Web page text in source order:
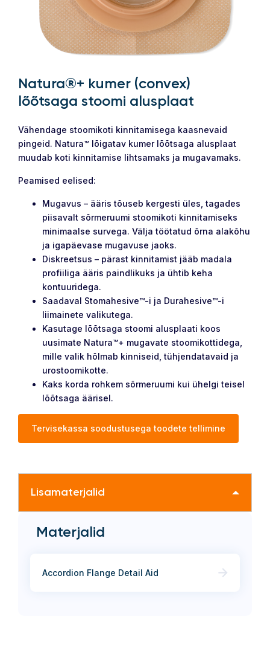
Natura®+ kumer (convex)
lõõtsaga stoomi alusplaat
Vähendage stoomikoti kinnitamisega kaasnevaid
pingeid. Natura™ lõigatav kumer lõõtsaga alusplaat
muudab koti kinnitamise lihtsamaks ja mugavamaks.
Peamised eelised:
Mugavus – ääris tõuseb kergesti üles, tagades
piisavalt sõrmeruumi stoomikoti kinnitamiseks
minimaalse survega. Välja töötatud õrna alakõhu
ja igapäevase mugavuse jaoks.
Diskreetsus – pärast kinnitamist jääb madala
profiiliga ääris paindlikuks ja ühtib keha
kontuuridega.
Saadaval Stomahesive™-i ja Durahesive™-i
liimainete valikutega.
Kasutage lõõtsaga stoomi alusplaati koos
uusimate Natura™+ mugavate stoomikottidega,
mille valik hõlmab kinniseid, tühjendatavaid ja
urostoomikotte.
Kaks korda rohkem sõrmeruumi kui ühelgi teisel
lõõtsaga äärisel.
Tervisekassa soodustusega toodete tellimine
Lisamaterjalid
Materjalid
Accordion Flange Detail Aid